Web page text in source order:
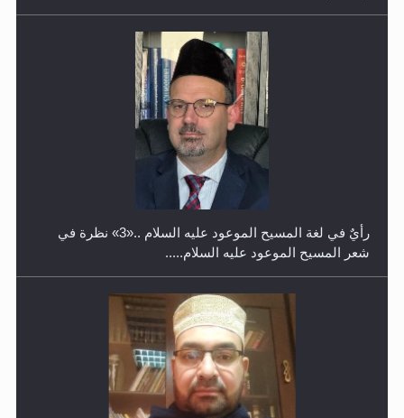
معرض القرآن الكريم لمدة ثلاثين يوما في مكتبة مدينة
ريهيماكي في فنلند
**الحصن الحصين من وساوس المعارضين ...**...